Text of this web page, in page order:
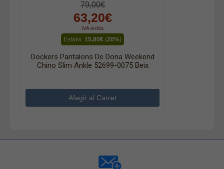
79,00€
63,20€
IVA inclòs
Estalvi: 15,80€ (20%)
Dockers Pantalons De Dona Weekend
Chino Slim Ankle 52699-0075 Beix